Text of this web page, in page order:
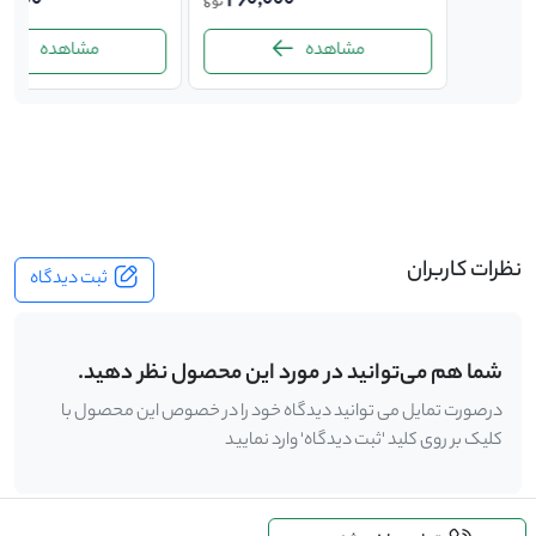
مشاهده مشاهده
نظرات کاربران ثبت دیدگاه
شما هم می‌توانید در مورد این محصول نظر دهید.
درصورت تمایل می توانید دیدگاه خود را در خصوص این محصول با
کلیک بر روی کلید 'ثبت دیدگاه' وارد نمایید